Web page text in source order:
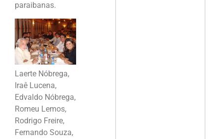
paraibanas.
Laerte Nóbrega,
Iraê Lucena,
Edvaldo Nóbrega,
Romeu Lemos,
Rodrigo Freire,
Fernando Souza,